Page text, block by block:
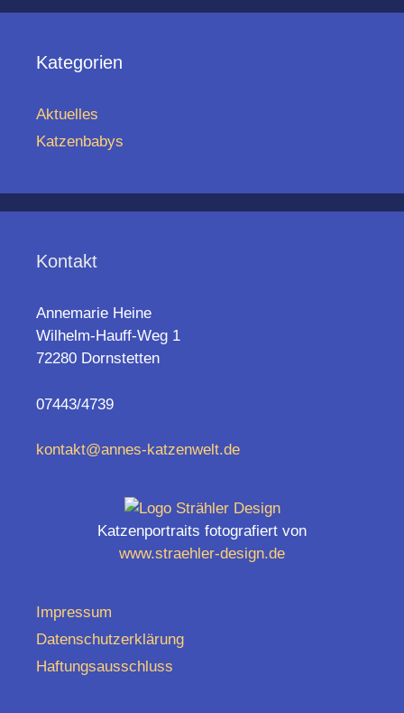
Kategorien
Aktuelles
Katzenbabys
Kontakt
Annemarie Heine
Wilhelm-Hauff-Weg 1
72280 Dornstetten
07443/4739
kontakt@annes-katzenwelt.de
Katzenportraits fotografiert von
www.straehler-design.de
Impressum
Datenschutzerklärung
Haftungsausschluss